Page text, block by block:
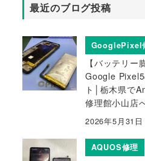
最近のブログ投稿
GooglePixel
【バッテリー
Google Pixel5
ト│栃木県で
修理館小山店
2026年5月31日
AQUOS修理